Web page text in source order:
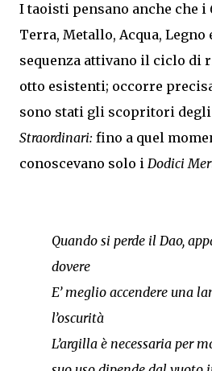
I taoisti pensano anche che i
Terra, Metallo, Acqua, Legno
sequenza attivano il ciclo di
otto esistenti; occorre
sono stati gli scopritori
Straordinari: fino a quel
conoscevano solo i Dodici
Quando si perde il Dao,
dovere
E’ meglio accendere una
l’oscurità
L’argilla è necessaria per